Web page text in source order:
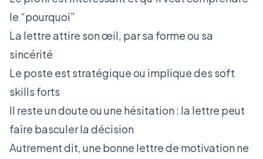
le “pourquoi”
La lettre attire son œil, par sa forme ou sa
sincérité
Le poste est stratégique ou implique des soft
skills forts
Il reste un doute ou une hésitation : la lettre peut
faire basculer la décision
Autrement dit, une bonne lettre de motivation ne